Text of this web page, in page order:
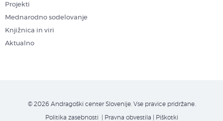
Projekti
Mednarodno sodelovanje
Knjižnica in viri
Aktualno
© 2026 Andragoški center Slovenije. Vse pravice pridržane.
Politika zasebnosti | Pravna obvestila Piškotki